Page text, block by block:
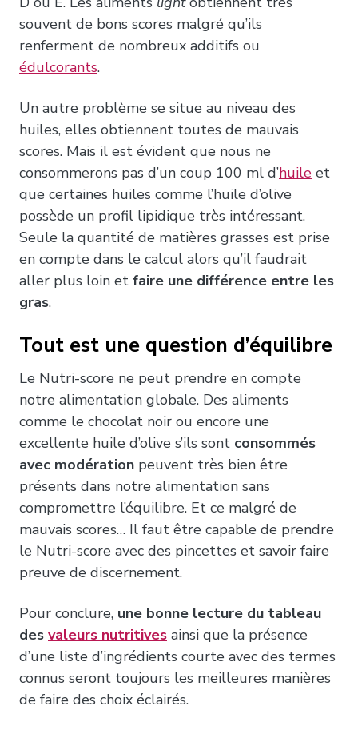
souvent de bons scores malgré qu’ils
renferment de nombreux additifs ou
édulcorants.
Un autre problème se situe au niveau des
huiles, elles obtiennent toutes de mauvais
scores. Mais il est évident que nous ne
consommerons pas d’un coup 100 ml d’huile et
que certaines huiles comme l’huile d’olive
possède un profil lipidique très intéressant.
Seule la quantité de matières grasses est prise
en compte dans le calcul alors qu’il faudrait
aller plus loin et faire une différence entre les
gras.
Tout est une question d’équilibre
Le Nutri-score ne peut prendre en compte
notre alimentation globale. Des aliments
comme le chocolat noir ou encore une
excellente huile d’olive s’ils sont consommés
avec modération peuvent très bien être
présents dans notre alimentation sans
compromettre l’équilibre. Et ce malgré de
mauvais scores… Il faut être capable de prendre
le Nutri-score avec des pincettes et savoir faire
preuve de discernement.
Pour conclure, une bonne lecture du tableau
des valeurs nutritives ainsi que la présence
d’une liste d’ingrédients courte avec des termes
connus seront toujours les meilleures manières
de faire des choix éclairés.